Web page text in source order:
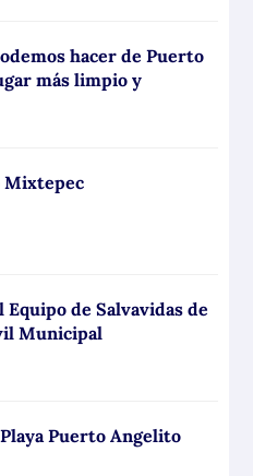
hacer de Puerto
más limpio y
Mixtepec
Equipo de Salvavidas de
Municipal
Puerto Angelito